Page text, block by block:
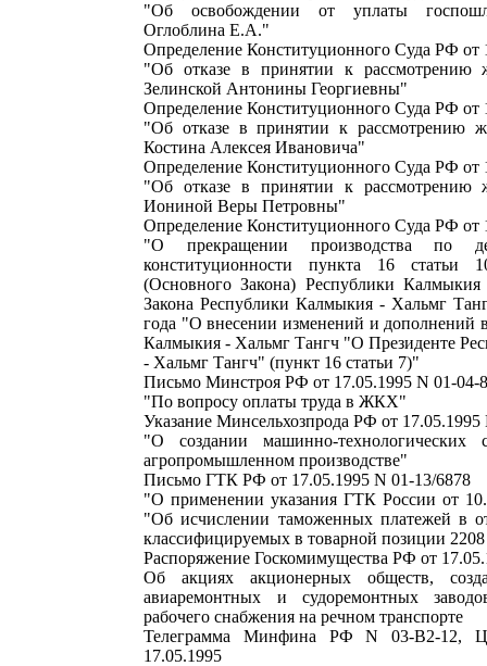
"Об освобождении от уплаты
Оглоблина Е.А."
Определение Конституционного Суда РФ от
"Об отказе в принятии к рассмотрению
Зелинской Антонины Георгиевны"
Определение Конституционного Суда РФ от
"Об отказе в принятии к рассмотрению
Костина Алексея Ивановича"
Определение Конституционного Суда РФ от
"Об отказе в принятии к рассмотрению
Иониной Веры Петровны"
Определение Конституционного Суда РФ от
"О прекращении производства по
конституционности пункта 16 статьи
(Основного Закона) Республики
Закона Республики Калмыкия - Хальмг
года "О внесении изменений и дополнений
Калмыкия - Хальмг Тангч "О Президенте
- Хальмг Тангч" (пункт 16 статьи 7)"
Письмо Минстроя РФ от 17.05.1995 N 01-04-
"По вопросу оплаты труда в ЖКХ"
Указание Минсельхозпрода РФ от 17.05.1995
"О создании машинно-
агропромышленном производстве"
Письмо ГТК РФ от 17.05.1995 N 01-13/6878
"О применении указания ГТК России от
"Об исчислении таможенных платежей в
классифицируемых в товарной позиции
Распоряжение Госкомимущества РФ от
Об акциях акционерных обществ,
авиаремонтных и судоремонтных
рабочего снабжения на речном транспорте
Телеграмма Минфина РФ N 03-В2-
17.05.1995